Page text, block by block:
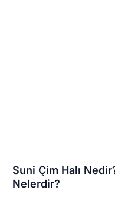
Suni Çim Halı
Nelerdir?